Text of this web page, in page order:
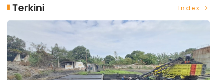
Terkini Index